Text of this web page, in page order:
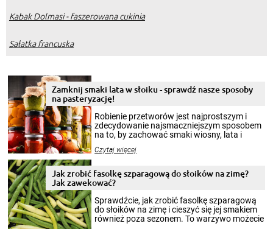
Kabak Dolmasi - faszerowana cukinia
Sałatka francuska
Zamknij smaki lata w słoiku - sprawdź nasze sposoby
na pasteryzację!
Robienie przetworów jest najprostszym i
zdecydowanie najsmaczniejszym sposobem
na to, by zachować smaki wiosny, lata i
krajobrazów, by cieszyć nimi oko w sezonie
pełni poczuć atmosferę cieplejszych
miesięcy. Przygotowanie słoików ze
patenty, które pozwolą zachować świeżość
przetworów.
Czytaj więcej
Jak zrobić fasolkę szparagową do słoików na zimę?
Jak zawekować?
Sprawdźcie, jak zrobić fasolkę szparagową
do słoików na zimę i cieszyć się jej smakiem
również poza sezonem. To warzywo możecie